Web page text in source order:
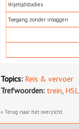
Vrijetijdstudies
Toegang zonder inloggen
Topics: Reis & vervoer
Trefwoorden: trein HSL
« Terug naar het overzicht